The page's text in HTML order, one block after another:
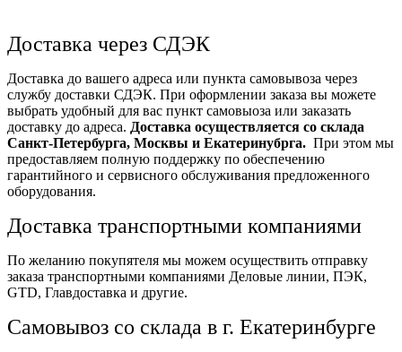
Доставка через СДЭК
Доставка до вашего адреса или пункта самовывоза через
службу доставки СДЭК. При оформлении заказа вы можете
выбрать удобный для вас пункт самовыоза или заказать
доставку до адреса. Доставка осуществляется со склада
Санкт-Петербурга, Москвы и Екатеринубрга. При этом мы
предоставляем полную поддержку по обеспечению
гарантийного и сервисного обслуживания предложенного
оборудования.
Доставка транспортными компаниями
По желанию покупятеля мы можем осуществить отправку
заказа транспортными компаниями Деловые линии, ПЭК,
GTD, Главдоставка и другие.
Самовывоз со склада в г. Екатеринбурге